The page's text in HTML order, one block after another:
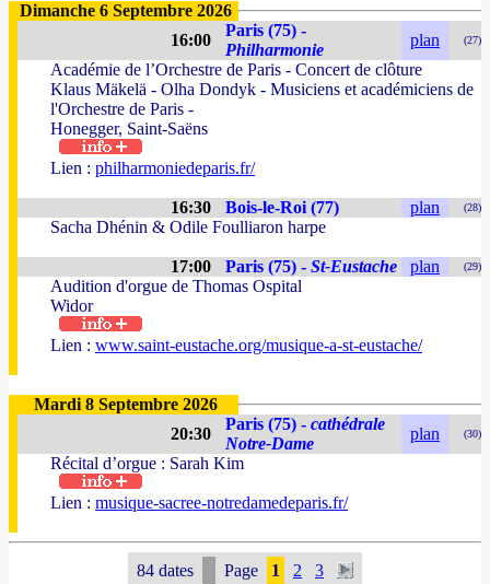
Dimanche 6 Septembre 2026
16:00
Paris (75) -
Philharmonie
plan (27)
Académie de l’Orchestre de Paris - Concert de clôture
Klaus Mäkelä - Olha Dondyk - Musiciens et académiciens de
l'Orchestre de Paris -
Honegger, Saint-Saëns
Lien : philharmoniedeparis.fr/
16:30 Bois-le-Roi (77) plan (28)
Sacha Dhénin & Odile Foulliaron harpe
17:00 Paris (75) - St-Eustache plan (29)
Audition d'orgue de Thomas Ospital
Widor
Lien : www.saint-eustache.org/musique-a-st-eustache/
Mardi 8 Septembre 2026
20:30
Paris (75) - cathédrale
Notre-Dame
plan (30)
Récital d’orgue : Sarah Kim
Lien : musique-sacree-notredamedeparis.fr/
84 dates Page 1 2 3